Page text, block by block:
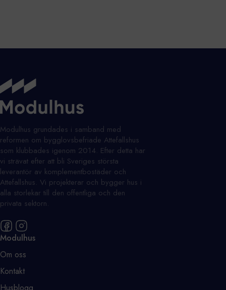
Modulhus grundades i samband med
reformen om bygglovsbefriade Attefallshus
som klubbades igenom 2014. Efter detta har
vi strävat efter att bli Sveriges största
leverantör av komplementbostäder och
Attefallshus. Vi projekterar och bygger hus i
alla storlekar till den offentliga och den
privata sektorn.
Modulhus
Om oss
Kontakt